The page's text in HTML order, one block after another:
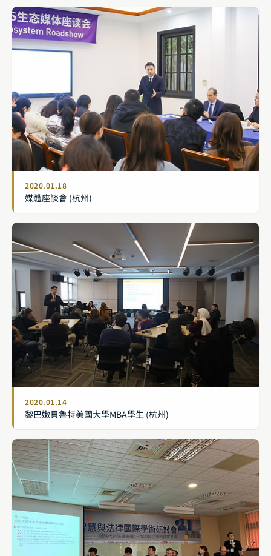
2020.01.18
媒體座談會 (杭州)
2020.01.14
黎巴嫩貝魯特美國大學MBA學生 (杭州)